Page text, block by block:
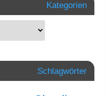
Kategorien
Schlagwörter